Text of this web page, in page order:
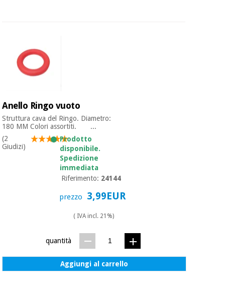
Anello Ringo vuoto
Struttura cava del Ringo. Diametro:
180 MM Colori assortiti. ...
(2
Giudizi)
Prodotto
disponibile.
Spedizione
immediata
Riferimento: 24144
prezzo 3,99EUR
( IVA incl. 21%)
quantità
Aggiungi al carrello